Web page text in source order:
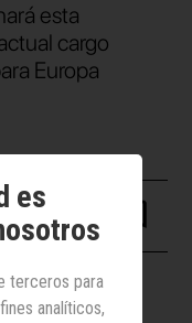
esta
cargo
Europa
dechief
es
terceros para
analíticos,